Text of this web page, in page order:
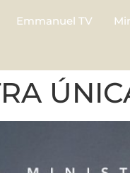
Emmanuel TV